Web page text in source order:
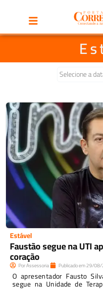
Selecione a
Estável
Faustão segue na UTI
coração
PorAssessoria Publicado em29/08/
O apresentador Fausto
segue na Unidade de